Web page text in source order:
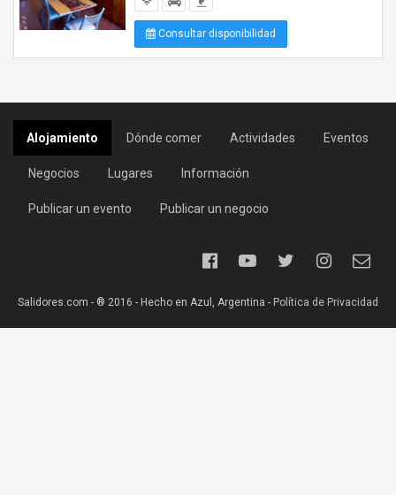
Consultar disponibilidad
Alojamiento Dónde comer Actividades Eventos
Negocios Lugares Información
Publicar un evento Publicar un negocio
Salidores.com - ® 2016 - Hecho en Azul, Argentina - Política de Privacidad